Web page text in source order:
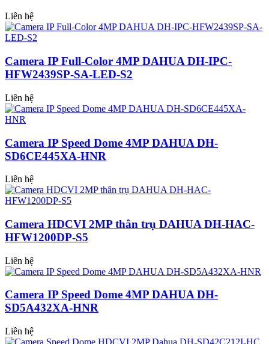
Liên hệ
Camera IP Full-Color 4MP DAHUA DH-IPC-
HFW2439SP-SA-LED-S2
Liên hệ
Camera IP Speed Dome 4MP DAHUA DH-
SD6CE445XA-HNR
Liên hệ
Camera HDCVI 2MP thân trụ DAHUA DH-HAC-
HFW1200DP-S5
Liên hệ
Camera IP Speed Dome 4MP DAHUA DH-
SD5A432XA-HNR
Liên hệ